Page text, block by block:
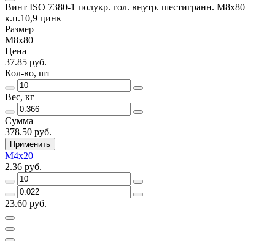
Винт ISO 7380-1 полукр. гол. внутр. шестигранн. М8х80
к.п.10,9 цинк
Размер
М8х80
Цена
37.85 руб.
Кол-во, шт
Вес, кг
Сумма
378.50 руб.
Применить
М4х20
2.36 руб.
23.60 руб.